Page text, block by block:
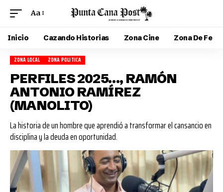
Aa
Inicio Cazando Historias Zona Cine Zona De Fe
ZONA LOCAL ZONA POLITICA
PERFILES 2025…, RAMÓN
ANTONIO RAMÍREZ
(MANOLITO)
La historia de un hombre que aprendió a transformar el cansancio en
disciplina y la deuda en oportunidad.